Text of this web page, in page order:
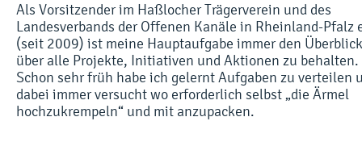
Als Vorsitzender im Haßlocher Trägerverein und des
Landesverbands der Offenen Kanäle in Rheinland-Pfalz
(seit 2009) ist meine Hauptaufgabe immer den Überblick
über alle Projekte, Initiativen und Aktionen zu behalten.
Schon sehr früh habe ich gelernt Aufgaben zu verteilen
dabei immer versucht wo erforderlich selbst „die Ärmel
hochzukrempeln“ und mit anzupacken.